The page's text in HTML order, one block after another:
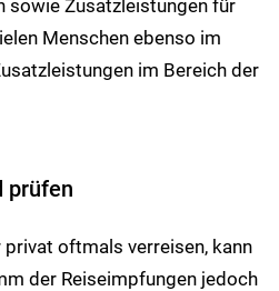
sowie Zusatzleistungen für
Menschen ebenso im
im Bereich der
prüfen
oftmals verreisen, kann
der Reiseimpfungen jedoch